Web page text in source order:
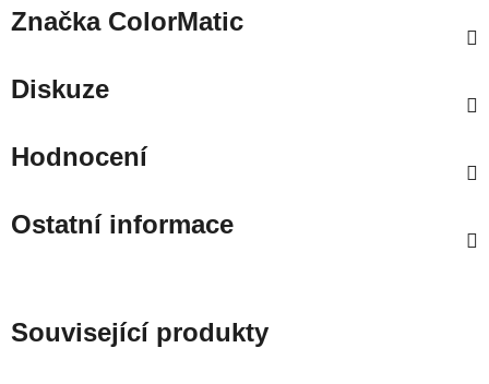
ZnačkaColorMatic
Diskuze
Hodnocení
Ostatní informace
Související produkty